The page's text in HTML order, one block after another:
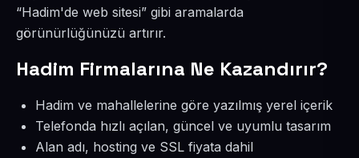
“Hadim'de web sitesi” gibi aramalarda
görünürlüğünüzü artırır.
Hadim Firmalarına Ne Kazandırır?
Hadim ve mahallelerine göre yazılmış yerel içerik
Telefonda hızlı açılan, güncel ve uyumlu tasarım
Alan adı, hosting ve SSL fiyata dahil